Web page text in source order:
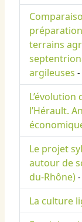
terrains
argileuses -
l’Hérault.
Le projet
autour de
du-Rhône)
La culture